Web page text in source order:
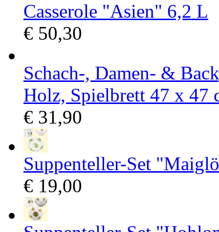
Casserole "Asien" 6,2 L
€ 50,30
Schach-, Damen- &
Holz, Spielbrett 47 х 47
€ 31,90
Suppenteller-Set
€ 19,00